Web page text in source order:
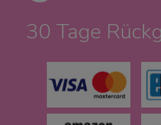
30 Tage